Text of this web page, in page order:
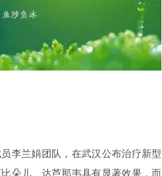
李兰娟团队，在武汉公布治疗新型